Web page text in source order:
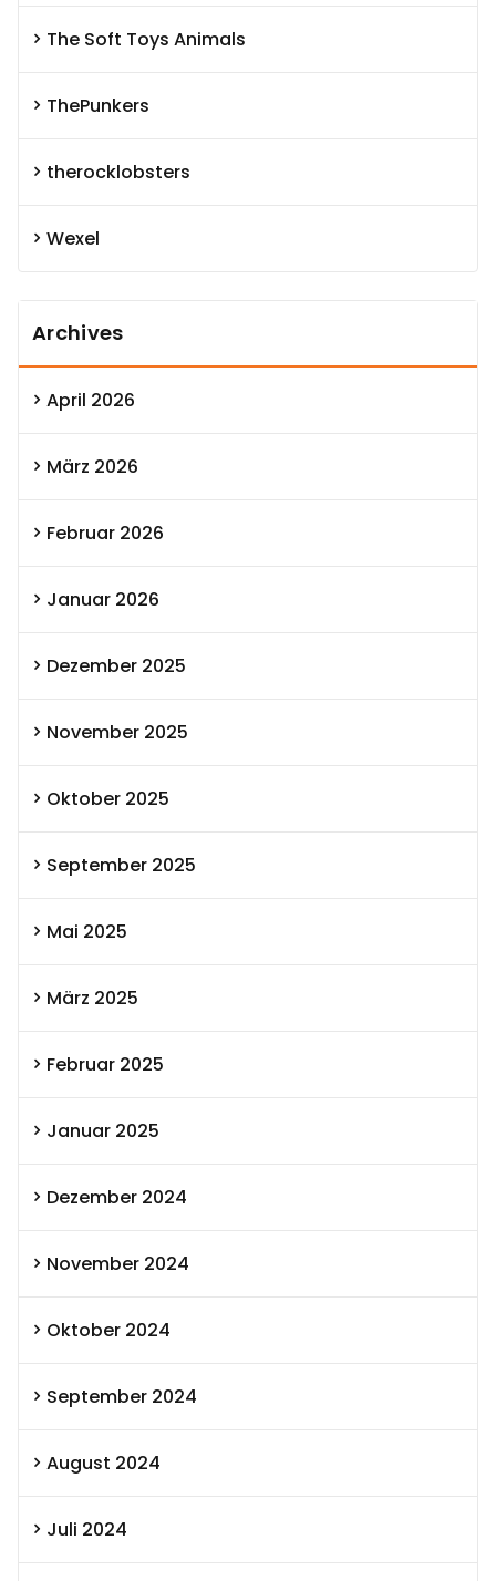
The Soft Toys Animals
ThePunkers
therocklobsters
Wexel
Archives
April 2026
März 2026
Februar 2026
Januar 2026
Dezember 2025
November 2025
Oktober 2025
September 2025
Mai 2025
März 2025
Februar 2025
Januar 2025
Dezember 2024
November 2024
Oktober 2024
September 2024
August 2024
Juli 2024